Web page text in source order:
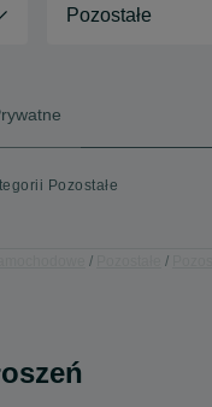
Pozostałe
Pozostałe